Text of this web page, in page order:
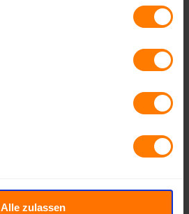
Alle zulassen